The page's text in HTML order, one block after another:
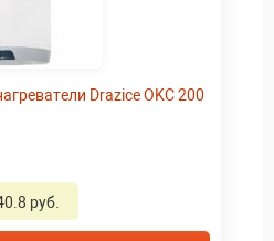
Drazice OKC 200
руб.